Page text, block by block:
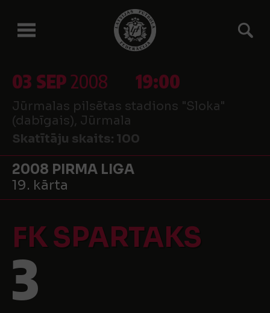
03 SEP2008 19:00
Jūrmalas pilsētas stadions "Sloka"
(dabīgais), Jūrmala
Skatītāju skaits: 100
2008 PIRMA LIGA
19. kārta
FK SPARTAKS
3